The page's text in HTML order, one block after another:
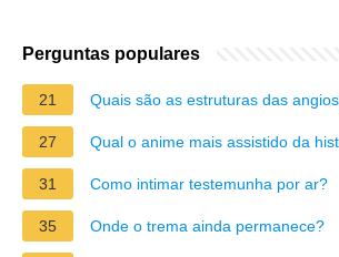
Perguntas populares
21 Quais são as estruturas das
27 Qual o anime mais assistido da
31 Como intimar testemunha por ar?
35 Onde o trema ainda permanece?